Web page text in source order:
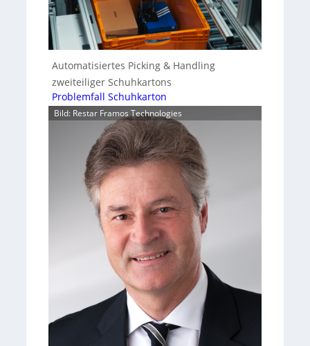
Automatisiertes Picking & Handling
zweiteiliger Schuhkartons
Problemfall Schuhkarton
Bild: Restar Framos Technologies